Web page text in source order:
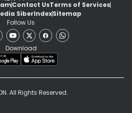
Contact UsTerms of Services
SiberIndexSitemap
Follow Us
Download
All Rights Reserved.